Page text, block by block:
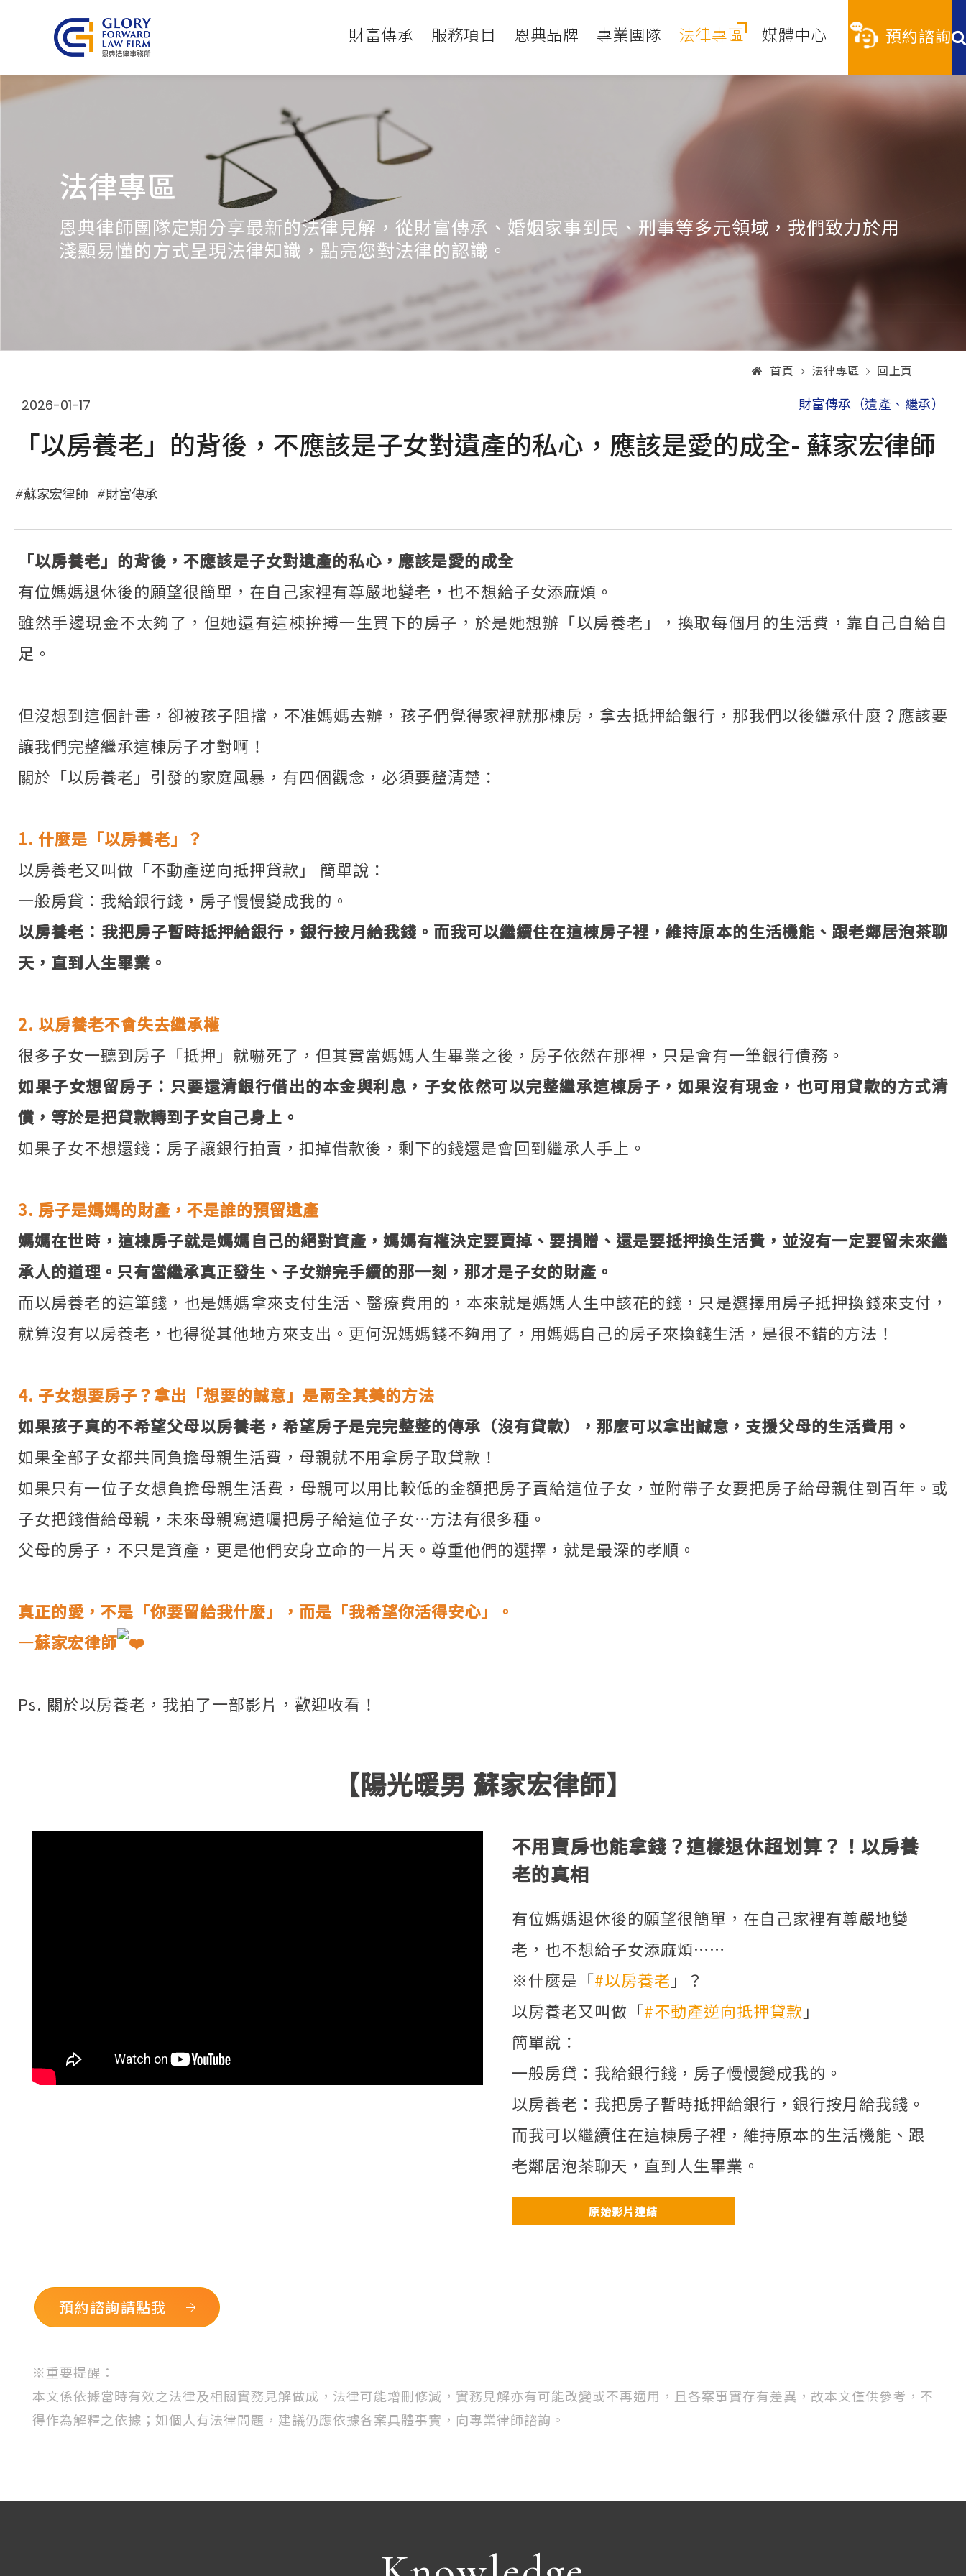
財富傳承 服務項目 恩典品牌 專業團隊 法律專區 媒體中心 預約諮詢
法律專區
恩典律師團隊定期分享最新的法律見解，從財富傳承、婚姻家事到民、刑事等多元領域，我們致力於用
淺顯易懂的方式呈現法律知識，點亮您對法律的認識。
首頁 法律專區 回上頁
2026-01-17 財富傳承（遺產、繼承）
「以房養老」的背後，不應該是子女對遺產的私心，應該是愛的成全- 蘇家宏律師
蘇家宏律師 財富傳承
「以房養老」的背後，不應該是子女對遺產的私心，應該是愛的成全
有位媽媽退休後的願望很簡單，在自己家裡有尊嚴地變老，也不想給子女添麻煩。
雖然手邊現金不太夠了，但她還有這棟拚搏一生買下的房子，於是她想辦「以房養老」，換取每個月的生活費，靠自己自給自
足。
但沒想到這個計畫，卻被孩子阻擋，不准媽媽去辦，孩子們覺得家裡就那棟房，拿去抵押給銀行，那我們以後繼承什麼？應該要
讓我們完整繼承這棟房子才對啊！
關於「以房養老」引發的家庭風暴，有四個觀念，必須要釐清楚：
1. 什麼是「以房養老」？
以房養老又叫做「不動產逆向抵押貸款」 簡單說：
一般房貸：我給銀行錢，房子慢慢變成我的。
以房養老：我把房子暫時抵押給銀行，銀行按月給我錢。而我可以繼續住在這棟房子裡，維持原本的生活機能、跟老鄰居泡茶聊
天，直到人生畢業。
2. 以房養老不會失去繼承權
很多子女一聽到房子「抵押」就嚇死了，但其實當媽媽人生畢業之後，房子依然在那裡，只是會有一筆銀行債務。
如果子女想留房子：只要還清銀行借出的本金與利息，子女依然可以完整繼承這棟房子，如果沒有現金，也可用貸款的方式清
償，等於是把貸款轉到子女自己身上。
如果子女不想還錢：房子讓銀行拍賣，扣掉借款後，剩下的錢還是會回到繼承人手上。
3. 房子是媽媽的財產，不是誰的預留遺產
媽媽在世時，這棟房子就是媽媽自己的絕對資產，媽媽有權決定要賣掉、要捐贈、還是要抵押換生活費，並沒有一定要留未來繼
承人的道理。只有當繼承真正發生、子女辦完手續的那一刻，那才是子女的財產。
而以房養老的這筆錢，也是媽媽拿來支付生活、醫療費用的，本來就是媽媽人生中該花的錢，只是選擇用房子抵押換錢來支付，
就算沒有以房養老，也得從其他地方來支出。更何況媽媽錢不夠用了，用媽媽自己的房子來換錢生活，是很不錯的方法！
4. 子女想要房子？拿出「想要的誠意」是兩全其美的方法
如果孩子真的不希望父母以房養老，希望房子是完完整整的傳承（沒有貸款），那麼可以拿出誠意，支援父母的生活費用。
如果全部子女都共同負擔母親生活費，母親就不用拿房子取貸款！
如果只有一位子女想負擔母親生活費，母親可以用比較低的金額把房子賣給這位子女，並附帶子女要把房子給母親住到百年。或
子女把錢借給母親，未來母親寫遺囑把房子給這位子女…方法有很多種。
父母的房子，不只是資產，更是他們安身立命的一片天。尊重他們的選擇，就是最深的孝順。
真正的愛，不是「你要留給我什麼」，而是「我希望你活得安心」。
—蘇家宏律師
Ps. 關於以房養老，我拍了一部影片，歡迎收看！
【陽光暖男 蘇家宏律師】
不用賣房也能拿錢？這樣退休超划算？！以房養
老的真相
有位媽媽退休後的願望很簡單，在自己家裡有尊嚴地變
老，也不想給子女添麻煩……
※什麼是「#以房養老 」？
以房養老又叫做「#不動產逆向抵押貸款 」
簡單說：
一般房貸：我給銀行錢，房子慢慢變成我的。
以房養老：我把房子暫時抵押給銀行，銀行按月給我錢。
而我可以繼續住在這棟房子裡，維持原本的生活機能、跟
老鄰居泡茶聊天，直到人生畢業。
原始影片連結
預約諮詢請點我
※重要提醒：
本文係依據當時有效之法律及相關實務見解做成，法律可能增刪修減，實務見解亦有可能改變或不再適用，且各案事實存有差異，故本文僅供參考，不
得作為解釋之依據；如個人有法律問題，建議仍應依據各案具體事實，向專業律師諮詢。